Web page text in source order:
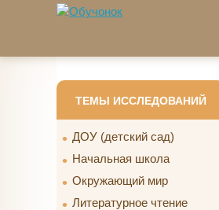
Перейти к основному содержанию
ТЕМЫ ИССЛЕДОВАНИЙ
ДОУ (детский сад)
Начальная школа
Окружающий мир
Литературное чтение